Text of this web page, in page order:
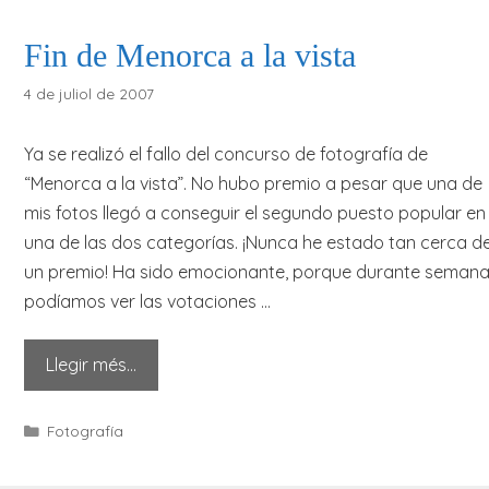
Fin de Menorca a la vista
4 de juliol de 2007
Ya se realizó el fallo del concurso de fotografía de
“Menorca a la vista”. No hubo premio a pesar que una de
mis fotos llegó a conseguir el segundo puesto popular en
una de las dos categorías. ¡Nunca he estado tan cerca
un premio! Ha sido emocionante, porque durante
podíamos ver las votaciones …
Llegir més…
Categories
Fotografía